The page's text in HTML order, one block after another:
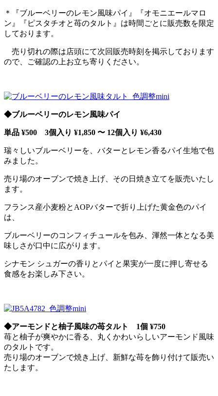
＊『ブルーベリーのレモン風味パイ』『オモニエールマロ
ン』『ピスタチオと苺のタルト』は時間ごとに販売数を限定
しております。
売り切れの際は店頭にて次回販売時刻を掲示しております
ので、ご確認の上お立ち寄りください。
◆ブルーベリーのレモン風味パイ
単品 ¥500 3個入り ¥1,850 〜 12個入り ¥6,430
瑞々しいブルーベリーを、バターとレモン香るパイ生地で包
みました。
売り場のオーブンで焼き上げ、その日焼き立てを販売いたし
ます。
フランス産小麦粉とAOPバターで折り上げた黄金色のパイ
は、
ブルーベリーのコンフィチュールを包み、渾然一体となる美
味しさが口中に広がります。
シナモン シュガーの香りとパイと果実が一度に押し寄せる
食感をお楽しみ下さい。
◆アーモンドと柚子風味の苺タルト 1個 ¥750
苺と柚子が爽やかに香る、丸くかわいらしいアーモンド風味
のタルトです。
売り場のオーブンで焼き上げ、新鮮な苺を飾り付けて販売い
たします。